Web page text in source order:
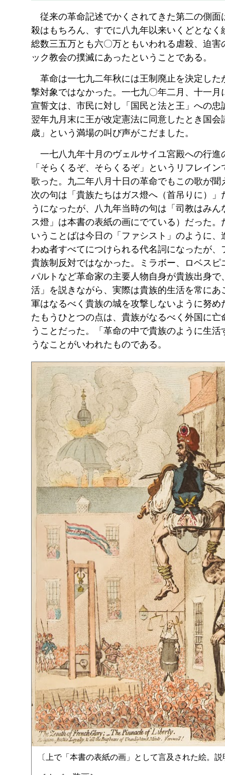
従来の革命記述でかくされてきた第二の側面
殺はもちろん、すでに八九年以来いくどとなく
総数三五万とも六〇万ともいわれる虐殺、迫害
ック教会の撲滅にあったということである。
革命は一七九二年秋には王制廃止を決定した
撃対象ではなかった。一七九〇年二月、十一月
宣誓文は、市民に対し「国民と法と王」への忠
翌年九月末に王が改定憲法に同意したとき国会
歳」という満場の叫び声がこだました。
一七八九年十月のヴェルサイユ宮殿への行進
「そらくるぞ、そらくるぞ」というリフレイ
歌った。九二年八月十日の革命でもこの歌が聞
次の句は「貴族たちはガス燈へ（首吊りに）」
うになったが、八九年当時の句は「司教はみん
ス燈」は本書の表紙の画にでている）だった。
いうことばは今日の「ファシスト」のように、
わぬ者すべてにつけられる代名詞になったが、
貴族制反対ではなかった。ミラボー、ロベスピ
パルトなど革命家の主要人物自身が貴族出身で
活」を説きながら、実際は貴族的生活を常にあ
軍はなるべく貴族の城を攻撃しないように努め
たもうひとつの点は、貴族がなるべく外国に亡
うことだった。「革命の中で貴族のように生活
うなことがいわれたものである。
〔上で「本書の表紙の画」として言及された絵。